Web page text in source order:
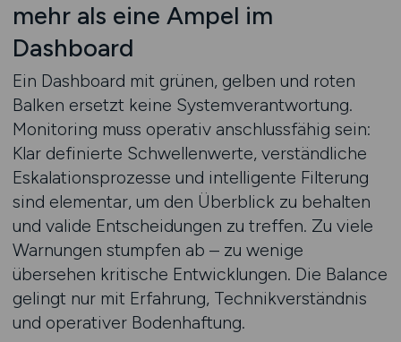
mehr als eine Ampel im
Dashboard
Ein Dashboard mit grünen, gelben und roten
Balken ersetzt keine Systemverantwortung.
Monitoring muss operativ anschlussfähig sein:
Klar definierte Schwellenwerte, verständliche
Eskalationsprozesse und intelligente Filterung
sind elementar, um den Überblick zu behalten
und valide Entscheidungen zu treffen. Zu viele
Warnungen stumpfen ab – zu wenige
übersehen kritische Entwicklungen. Die Balance
gelingt nur mit Erfahrung, Technikverständnis
und operativer Bodenhaftung.